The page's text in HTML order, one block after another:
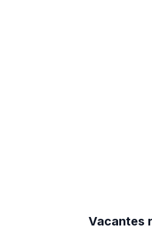
Vacantes